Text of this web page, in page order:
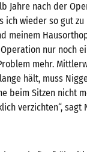
Jahre nach der
ich wieder so gut zu
meinem
nur noch
mehr.
hält, muss
beim Sitzen nicht
verzichten“, sagt